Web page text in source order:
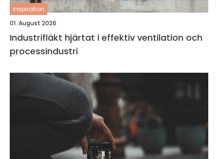
inspiration
01. August 2026
Industrifläkt hjärtat i effektiv ventilation och
processindustri